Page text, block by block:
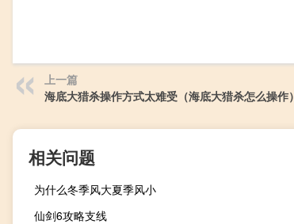
上一篇
海底大猎杀操作方式太难受（海底大猎杀怎么操作）
相关问题
为什么冬季风大夏季风小
仙剑6攻略支线